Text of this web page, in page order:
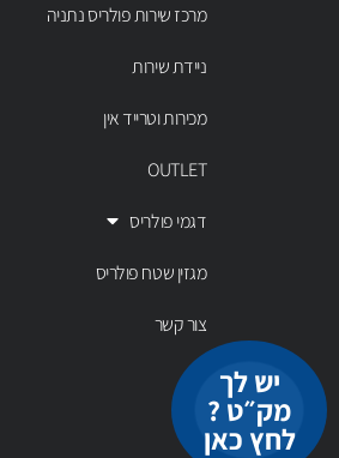
מרכז שירות פולריס נתניה
ניידת שירות
מכירות וטרייד אין
OUTLET
דגמי פולריס
מגזין שטח פולריס
צור קשר
יש לך
מק״ט ?
לחץ כאן